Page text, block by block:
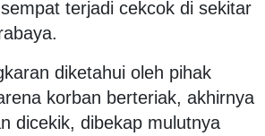
terjadi cekcok di sekitar
diketahui oleh pihak
korban berteriak, akhirnya
dicekik, dibekap mulutnya